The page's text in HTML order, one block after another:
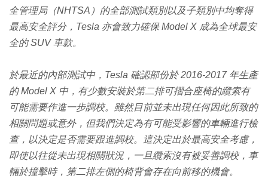
全管理局（NHTSA）的全部測試類別以及子類別中均奪得
最高安全評分，Tesla 亦會致力確保 Model X 成為全球最安
全的 SUV 車款。
於最近的內部測試中，Tesla 確認部份於 2016-2017 年生產
的 Model X 中，有少數安裝於第二排可摺合座椅的纜索有
可能需要作進一步調校。雖然目前並未出現任何因此所致的
相關問題或意外，但我們決定為有可能受影響的車輛進行檢
查，以決定是否需要跟進調校。這決定出於最高安全考慮，
即使以往從未出現相關狀況，一旦纜索沒有被妥善調校，車
輛於撞擊時，第二排左側的椅背會存在向前移的機會。